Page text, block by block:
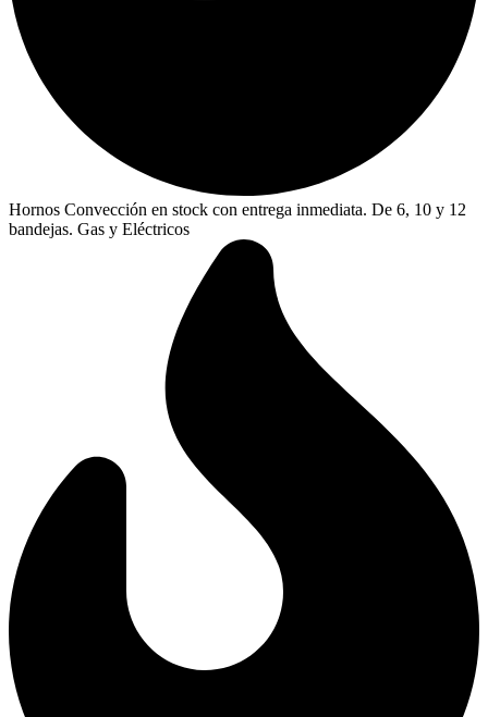
Hornos Convección en stock con entrega inmediata. De 6, 10 y 12
bandejas. Gas y Eléctricos